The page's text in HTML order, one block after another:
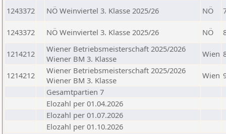
1243372 NÖ Weinviertel 3. Klasse 2025/26 NÖ
1243372 NÖ Weinviertel 3. Klasse 2025/26 NÖ
1214212
Wiener Betriebsmeisterschaft 2025/2026
Wiener BM 3. Klasse
Wien
1214212
Wiener Betriebsmeisterschaft 2025/2026
Wiener BM 3. Klasse
Wien
Gesamtpartien 7
Elozahl per 01.04.2026
Elozahl per 01.07.2026
Elozahl per 01.10.2026